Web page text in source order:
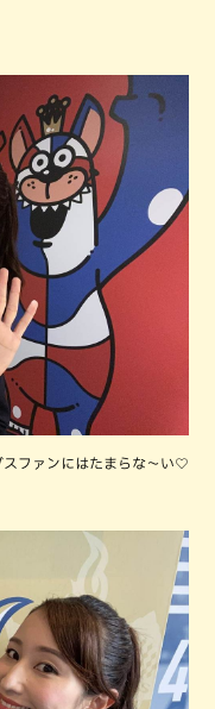
スファンにはたまらな～い♡